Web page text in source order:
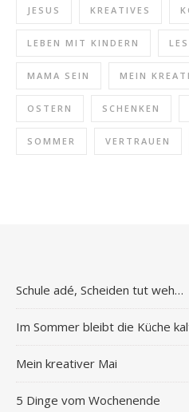
JESUS KREATIVES
LEBEN MIT KINDERN
MAMA SEIN MEIN
OSTERN SCHENKEN
SOMMER VERTRAUEN
Schule adé, Scheiden tut weh…
Im Sommer bleibt die Küche
Mein kreativer Mai
5 Dinge vom Wochenende